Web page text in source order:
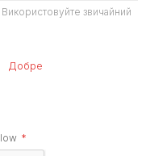
звичайний
Добре